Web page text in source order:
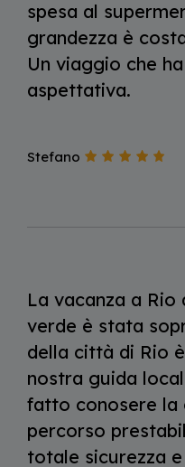
spesa al
grandezza è
Un viaggio che
aspettativa.
Stefano
La vacanza a
verde è stata
della città di Rio
nostra guida
fatto conosere la
percorso
totale sicurezza